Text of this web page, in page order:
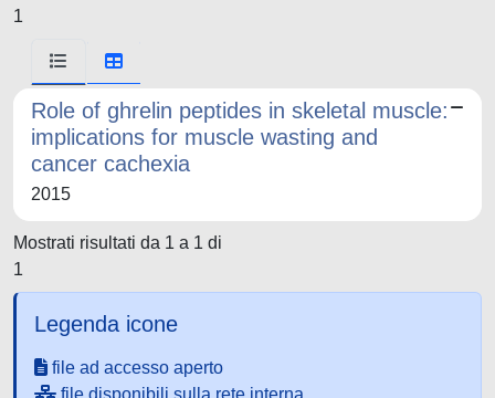
1
Role of ghrelin peptides in skeletal muscle:
implications for muscle wasting and
cancer cachexia
2015
Mostrati risultati da 1 a 1 di
1
Legenda icone
file ad accesso aperto
file disponibili sulla rete interna